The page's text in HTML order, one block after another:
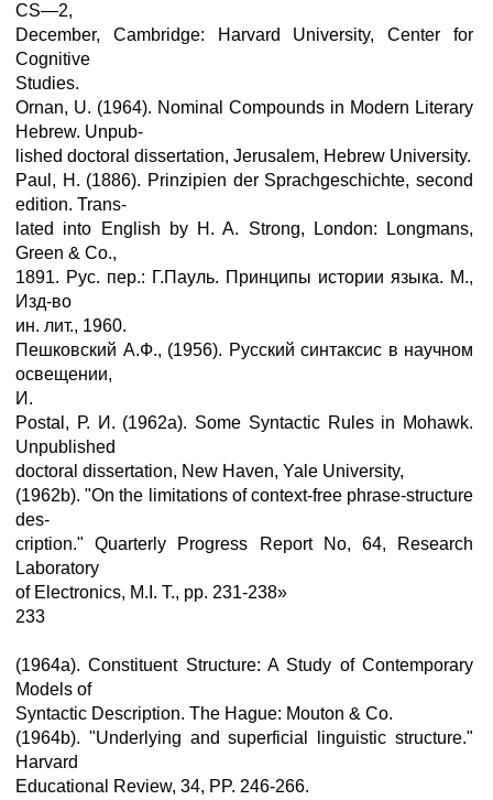
CS—2,
December, Cambridge: Harvard University, Center for
Cognitive
Studies.
Ornan, U. (1964). Nominal Compounds in Modern Literary
Hebrew. Unpub-
lished doctoral dissertation, Jerusalem, Hebrew University.
Paul, H. (1886). Prinzipien der Sprachgeschichte, second
edition. Trans-
lated into English by H. A. Strong, London: Longmans,
Green & Co.,
1891. Рус. пер.: Г.Пауль. Принципы истории языка. М.,
Изд-во
ин. лит., 1960.
Пешковский А.Ф., (1956). Русский синтаксис в научном
освещении,
И.
Postal, Р. И. (1962а). Some Syntactic Rules in Mohawk.
Unpublished
doctoral dissertation, New Haven, Yale University,
(1962b). "On the limitations of context-free phrase-structure
des-
cription." Quarterly Progress Report No, 64, Research
Laboratory
of Electronics, M.I. T., pp. 231-238»
233
(1964a). Constituent Structure: A Study of Contemporary
Models of
Syntactic Description. The Hague: Mouton & Co.
(1964b). "Underlying and superficial linguistic structure."
Harvard
Educational Review, 34, PP. 246-266.